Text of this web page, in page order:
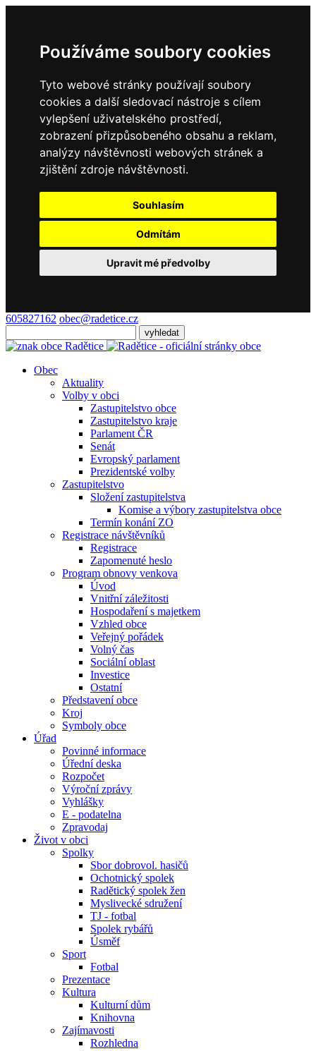
Používáme soubory cookies
Tyto webové stránky používají soubory
cookies a další sledovací nástroje s cílem
vylepšení uživatelského prostředí,
zobrazení přizpůsobeného obsahu a reklam,
analýzy návštěvnosti webových stránek a
zjištění zdroje návštěvnosti.
Souhlasím
Odmítám
Upravit mé předvolby
605827162 obec@radetice.cz
Obec
Aktuality
Volby v obci
Zastupitelstvo obce
Zastupitelstvo kraje
Parlament ČR
Senát
Evropský parlament
Prezidentské volby
Zastupitelstvo
Složení zastupitelstva
Komise a výbory zastupitelstva obce
Termín konání ZO
Registrace návštěvníků
Registrace
Zapomenuté heslo
Program obnovy venkova
Úvod
Vnitřní záležitosti
Hospodaření s majetkem
Vzhled obce
Veřejný pořádek
Volný čas
Sociální oblast
Investice
Ostatní
Představení obce
Kroj
Symboly obce
Úřad
Povinné informace
Úřední deska
Rozpočet
Výroční zprávy
Vyhlášky
E - podatelna
Zpravodaj
Život v obci
Spolky
Sbor dobrovol. hasičů
Ochotnický spolek
Radětický spolek žen
Myslivecké sdružení
TJ - fotbal
Spolek rybářů
Úsměf
Sport
Fotbal
Prezentace
Kultura
Kulturní dům
Knihovna
Zajímavosti
Rozhledna